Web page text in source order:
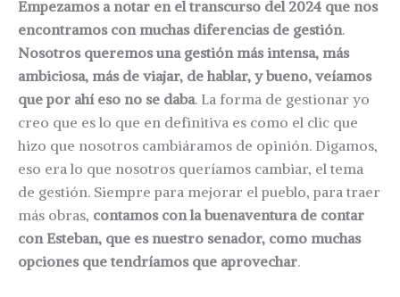
Empezamos a notar en el transcurso del 2024 que nos
encontramos con muchas diferencias de gestión.
Nosotros queremos una gestión más intensa, más
ambiciosa, más de viajar, de hablar, y bueno, veíamos
que por ahí eso no se daba. La forma de gestionar yo
creo que es lo que en definitiva es como el clic que
hizo que nosotros cambiáramos de opinión. Digamos,
eso era lo que nosotros queríamos cambiar, el tema
de gestión. Siempre para mejorar el pueblo, para traer
más obras, contamos con la buenaventura de contar
con Esteban, que es nuestro senador, como muchas
opciones que tendríamos que aprovechar.